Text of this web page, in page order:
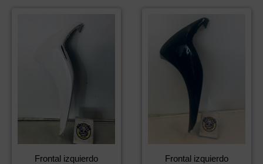
Frontal izquierdo
Frontal izquierdo